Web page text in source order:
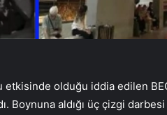
etkisinde olduğu iddia edilen
Boynuna aldığı üç çizgi